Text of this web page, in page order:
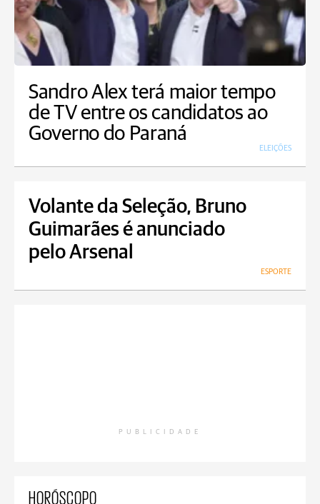
Sandro Alex terá maior tempo
de TV entre os candidatos ao
Governo do Paraná
ELEIÇÕES
Volante da Seleção, Bruno
Guimarães é anunciado
pelo Arsenal
ESPORTE
PUBLICIDADE
HORÓSCOPO